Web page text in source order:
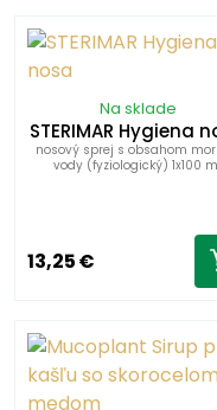
Na sklade
STERIMAR Hygiena
nosový sprej s obsahom
vody (fyziologický) 1x100
13,25 €